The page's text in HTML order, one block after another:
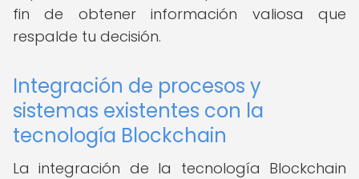
fin de obtener información valiosa que
respalde tu decisión.
Integración de procesos y
sistemas existentes con la
tecnología Blockchain
La integración de la tecnología Blockchain